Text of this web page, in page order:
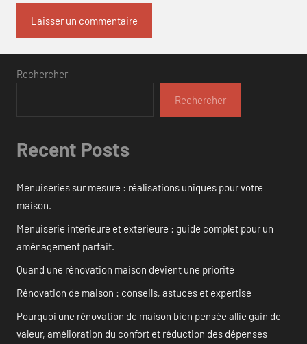
Rechercher
Rechercher
Recent Posts
Menuiseries sur mesure : réalisations uniques pour votre
maison.
Menuiserie intérieure et extérieure : guide complet pour un
aménagement parfait.
Quand une rénovation maison devient une priorité
Rénovation de maison : conseils, astuces et expertise
Pourquoi une rénovation de maison bien pensée allie gain de
valeur, amélioration du confort et réduction des dépenses